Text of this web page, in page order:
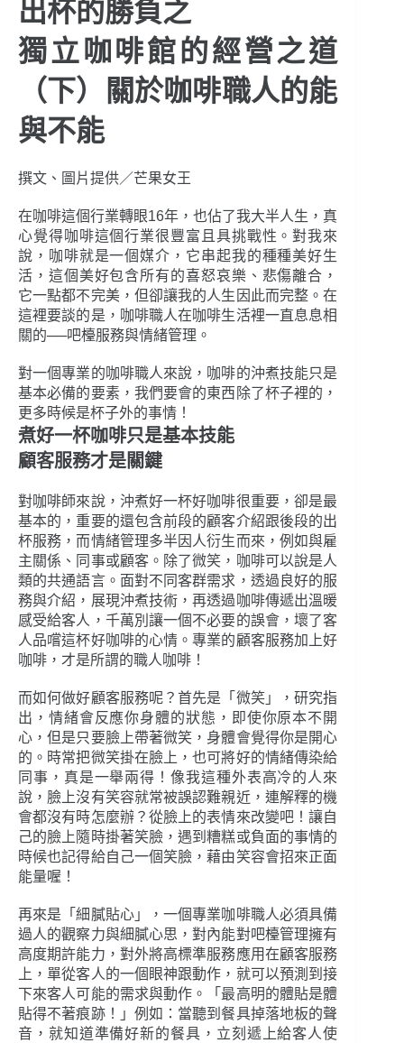
出杯的勝負之
獨立咖啡館的經營之道
（下）關於咖啡職人的能
與不能
撰文、圖片提供／芒果女王
在咖啡這個行業轉眼16年，也佔了我大半人生，真
心覺得咖啡這個行業很豐富且具挑戰性。對我來
說，咖啡就是一個媒介，它串起我的種種美好生
活，這個美好包含所有的喜怒哀樂、悲傷離合，
它一點都不完美，但卻讓我的人生因此而完整。在
這裡要談的是，咖啡職人在咖啡生活裡一直息息相
關的──吧檯服務與情緒管理。
對一個專業的咖啡職人來說，咖啡的沖煮技能只是
基本必備的要素，我們要會的東西除了杯子裡的，
更多時候是杯子外的事情！
煮好一杯咖啡只是基本技能
顧客服務才是關鍵
對咖啡師來說，沖煮好一杯好咖啡很重要，卻是最
基本的，重要的還包含前段的顧客介紹跟後段的出
杯服務，而情緒管理多半因人衍生而來，例如與雇
主關係、同事或顧客。除了微笑，咖啡可以說是人
類的共通語言。面對不同客群需求，透過良好的服
務與介紹，展現沖煮技術，再透過咖啡傳遞出溫暖
感受給客人，千萬別讓一個不必要的誤會，壞了客
人品嚐這杯好咖啡的心情。專業的顧客服務加上好
咖啡，才是所謂的職人咖啡！
而如何做好顧客服務呢？首先是「微笑」，研究指
出，情緒會反應你身體的狀態，即使你原本不開
心，但是只要臉上帶著微笑，身體會覺得你是開心
的。時常把微笑掛在臉上，也可將好的情緒傳染給
同事，真是一舉兩得！像我這種外表高冷的人來
說，臉上沒有笑容就常被誤認難親近，連解釋的機
會都沒有時怎麼辦？從臉上的表情來改變吧！讓自
己的臉上隨時掛著笑臉，遇到糟糕或負面的事情的
時候也記得給自己一個笑臉，藉由笑容會招來正面
能量喔！
再來是「細膩貼心」，一個專業咖啡職人必須具備
過人的觀察力與細膩心思，對內能對吧檯管理擁有
高度期許能力，對外將高標準服務應用在顧客服務
上，單從客人的一個眼神跟動作，就可以預測到接
下來客人可能的需求與動作。「最高明的體貼是體
貼得不著痕跡！」例如：當聽到餐具掉落地板的聲
音，就知道準備好新的餐具，立刻遞上給客人使